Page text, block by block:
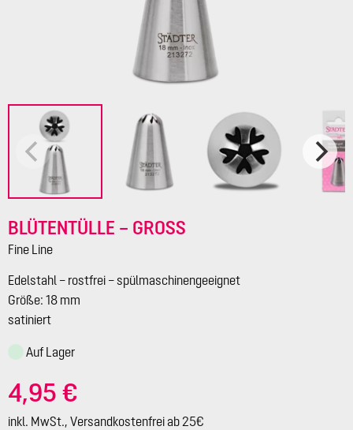
BLÜTENTÜLLE – GROSS
Fine Line
Edelstahl – rostfrei – spülmaschinengeeignet
Größe: 18 mm
satiniert
Auf Lager
4,95 €
inkl. MwSt., Versandkostenfrei ab 25€